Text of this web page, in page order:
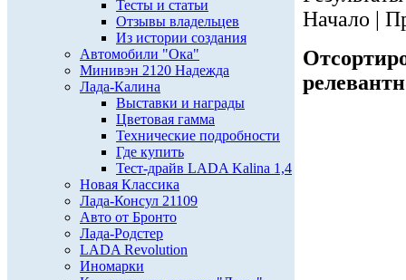
Тесты и статьи
Отзывы владельцев
Из истории создания
Автомобили "Ока"
Минивэн 2120 Надежда
Лада-Калина
Выставки и награды
Цветовая гамма
Технические подробности
Где купить
Тест-драйв LADA Kalina 1,4
Новая Классика
Лада-Консул 21109
Авто от Бронто
Лада-Родстер
LADA Revolution
Иномарки
Начало |